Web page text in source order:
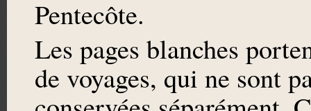
Pentecôte.
Les pages blanches
de voyages, qui ne sont